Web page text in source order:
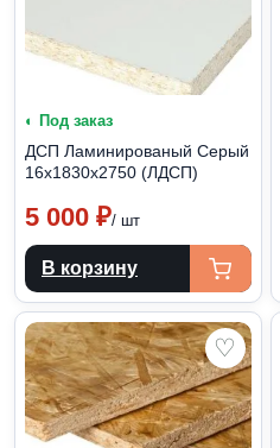
◐ Под заказ
ДСП Ламинированый Серый
16х1830х2750 (ЛДСП)
5 000 ₽/ шт
В корзину
♡